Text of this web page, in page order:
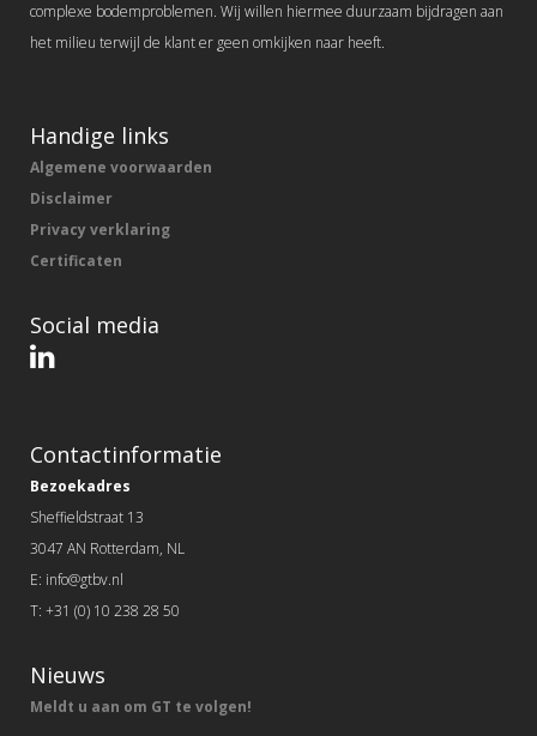
complexe bodemproblemen. Wij willen hiermee duurzaam bijdragen aan
het milieu terwijl de klant er geen omkijken naar heeft.
Handige links
Algemene voorwaarden
Disclaimer
Privacy verklaring
Certificaten
Social media
Contactinformatie
Bezoekadres
Sheffieldstraat 13
3047 AN Rotterdam, NL
E: info@gtbv.nl
T: +31 (0) 10 238 28 50
Nieuws
Meldt u aan om GT te volgen!